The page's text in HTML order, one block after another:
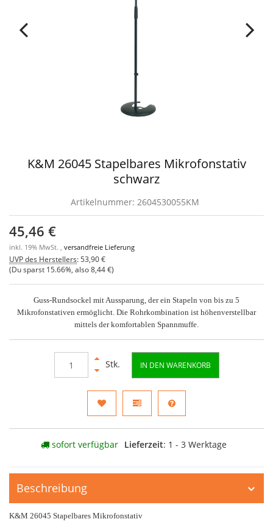
K&M 26045 Stapelbares Mikrofonstativ
schwarz
Artikelnummer: 2604530055KM
45,46 €
inkl. 19% MwSt. , versandfreie Lieferung
UVP des Herstellers: 53,90 €
(Du sparst 15.66% , also8,44 €)
Guss-Rundsockel mit Aussparung, der ein Stapeln von bis zu 5
Mikrofonstativen ermöglicht. Die Rohrkombination ist höhenverstellbar
mittels der komfortablen Spannmuffe.
Stk. IN DEN WARENKORB
sofort verfügbar Lieferzeit: 1 - 3 Werktage
Beschreibung
K&M 26045 Stapelbares Mikrofonstativ